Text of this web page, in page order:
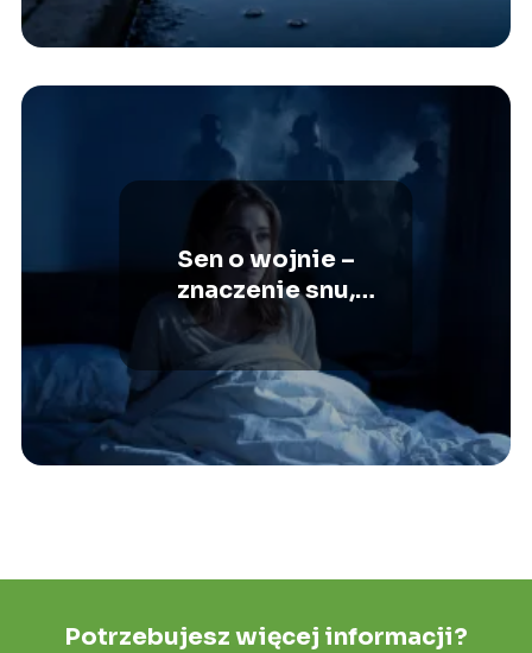
Sen o wojnie –
znaczenie snu,
interpretacje,
symbolika
Potrzebujesz więcej informacji?